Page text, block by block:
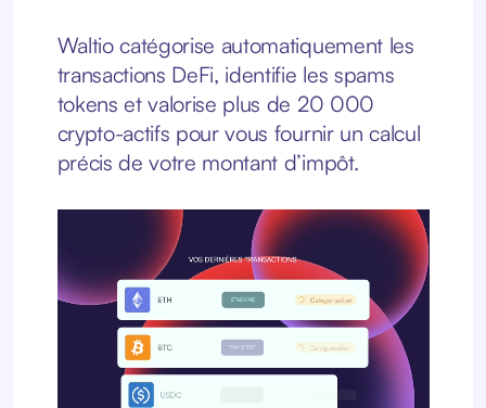
Waltio catégorise automatiquement les
transactions DeFi, identifie les spams
tokens et valorise plus de 20 000
crypto-actifs pour vous fournir un calcul
précis de votre montant d’impôt.